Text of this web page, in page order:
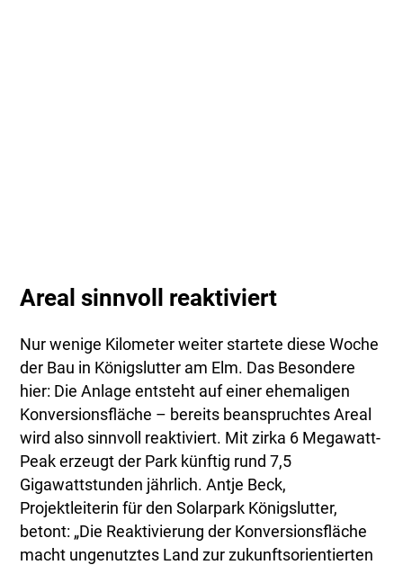
Areal sinnvoll reaktiviert
Nur wenige Kilometer weiter startete diese Woche
der Bau in Königslutter am Elm. Das Besondere
hier: Die Anlage entsteht auf einer ehemaligen
Konversionsfläche – bereits beanspruchtes Areal
wird also sinnvoll reaktiviert. Mit zirka 6 Megawatt-
Peak erzeugt der Park künftig rund 7,5
Gigawattstunden jährlich. Antje Beck,
Projektleiterin für den Solarpark Königslutter,
betont: „Die Reaktivierung der Konversionsfläche
macht ungenutztes Land zur zukunftsorientierten